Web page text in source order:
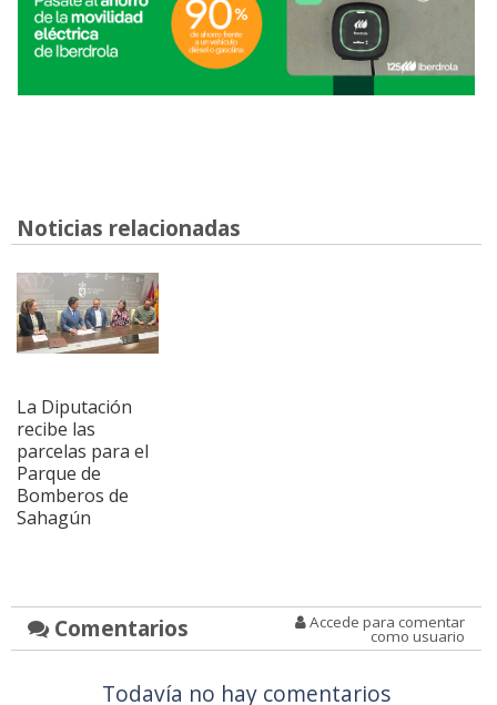
Noticias relacionadas
La Diputación
recibe las
parcelas para el
Parque de
Bomberos de
Sahagún
Comentarios Accede para comentar
como usuario
Todavía no hay comentarios